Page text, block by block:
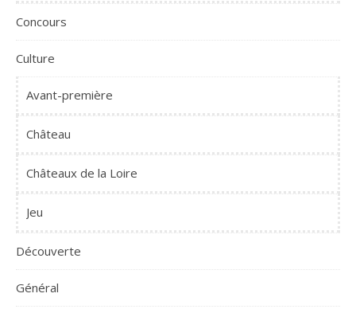
Concours
Culture
Avant-première
Château
Châteaux de la Loire
Jeu
Découverte
Général